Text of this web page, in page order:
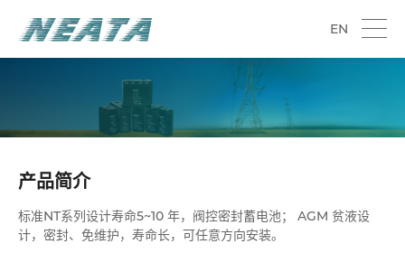
EN
产品简介
标准NT系列设计寿命5~10 年，阀控密封蓄电池； AGM 贫液设
计，密封、免维护，寿命长，可任意方向安装。